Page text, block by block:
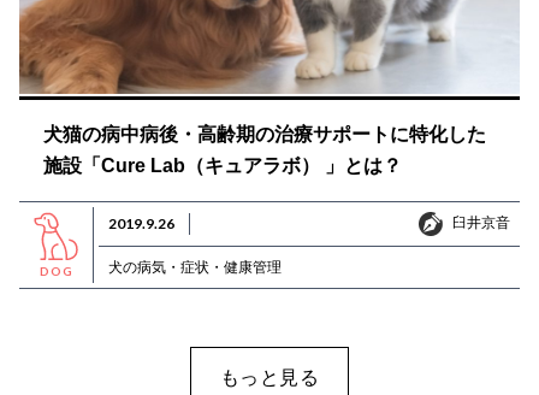
犬猫の病中病後・高齢期の治療サポートに特化した
施設「Cure Lab（キュアラボ） 」とは？
DOG
2019.9.26 臼井京音
臼井京音
犬の病気・症状・健康管理
もっと見る